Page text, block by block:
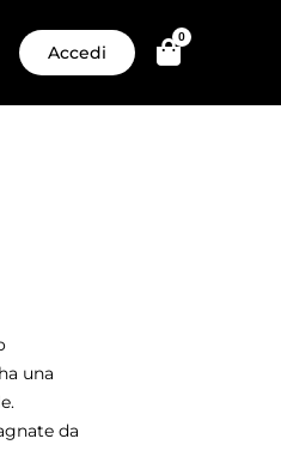
Accedi
0
una
da